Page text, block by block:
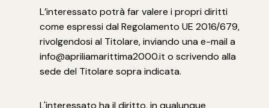
L’interessato potrà far valere i propri diritti
come espressi dal Regolamento UE 2016/679,
rivolgendosi al Titolare, inviando una e-mail a
info@apriliamarittima2000.it o scrivendo alla
sede del Titolare sopra indicata.
L'interessato ha il diritto, in qualunque